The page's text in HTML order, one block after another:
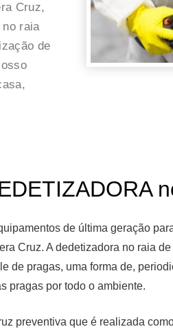
Cruz,
no raia
de
de última geração
Cruz. A dedetizadora no raia
de pragas, uma forma de,
pragas por todo o ambiente.
preventiva que é realizada